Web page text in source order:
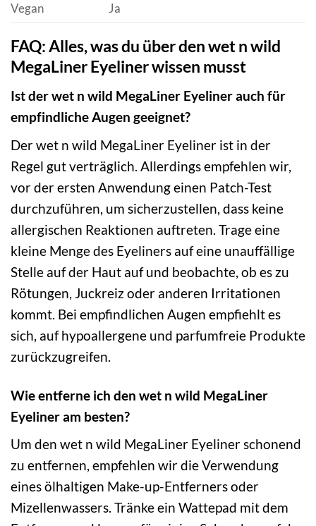
Vegan
Ja
FAQ: Alles, was du über den wet n wild
MegaLiner Eyeliner wissen musst
Ist der wet n wild MegaLiner Eyeliner auch für
empfindliche Augen geeignet?
Der wet n wild MegaLiner Eyeliner ist in der
Regel gut verträglich. Allerdings empfehlen wir,
vor der ersten Anwendung einen Patch-Test
durchzuführen, um sicherzustellen, dass keine
allergischen Reaktionen auftreten. Trage eine
kleine Menge des Eyeliners auf eine unauffällige
Stelle auf der Haut auf und beobachte, ob es zu
Rötungen, Juckreiz oder anderen Irritationen
kommt. Bei empfindlichen Augen empfiehlt es
sich, auf hypoallergene und parfumfreie Produkte
zurückzugreifen.
Wie entferne ich den wet n wild MegaLiner
Eyeliner am besten?
Um den wet n wild MegaLiner Eyeliner schonend
zu entfernen, empfehlen wir die Verwendung
eines ölhaltigen Make-up-Entferners oder
Mizellenwassers. Tränke ein Wattepad mit dem